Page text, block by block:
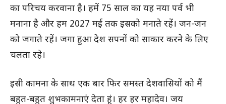
का परिचय करवाना है। हमें 75 साल का यह नया पर्व भी
मनाना है और हम 2027 मई तक इसको मनाते रहें। जन-जन
को जगाते रहें। जगा हुआ देश सपनों को साकार करने के लिए
चलता रहे।
इसी कामना के साथ एक बार फिर समस्त देशवासियों को मैं
बहुत-बहुत शुभकामनाएं देता हूं। हर हर महादेव। जय